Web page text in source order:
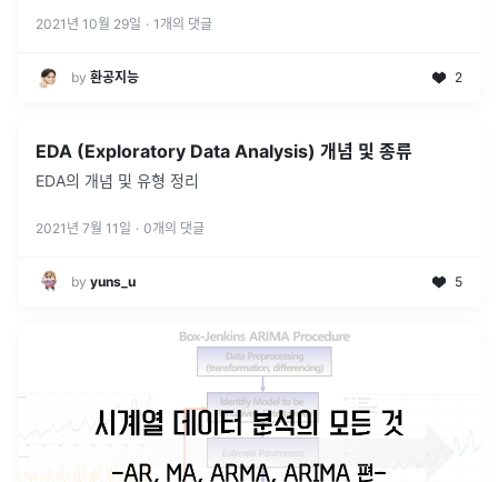
2021년 10월 29일 · 1 개의 댓글
by 환공지능 2
EDA (Exploratory Data Analysis) 개념 및 종류
EDA의 개념 및 유형 정리
2021년 7월 11일 · 0개의 댓글
by yuns_u 5